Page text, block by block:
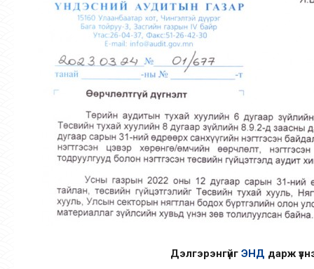
ДэлгэрэнгүйгЭНД дарж үзнэ